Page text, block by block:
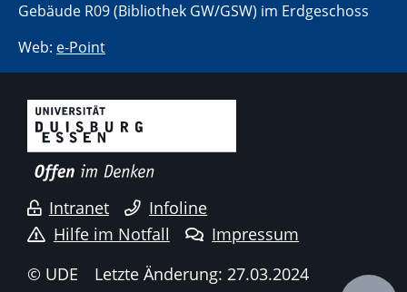
Gebäude R09 (Bibliothek GW/GSW) im Erdgeschoss
Web: e-Point
Intranet
Infoline
Hilfe im Notfall
Impressum
© UDE
Letzte Änderung: 27.03.2024